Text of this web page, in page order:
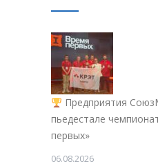
Предприятия
пьедестале
первых»
06.08.2026